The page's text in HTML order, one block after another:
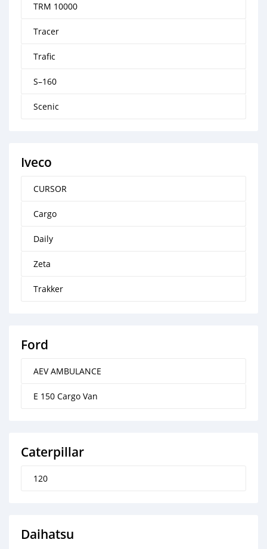
TRM 10000
Tracer
Trafic
S–160
Scenic
Iveco
CURSOR
Cargo
Daily
Zeta
Trakker
Ford
AEV AMBULANCE
E 150 Cargo Van
Caterpillar
120
Daihatsu